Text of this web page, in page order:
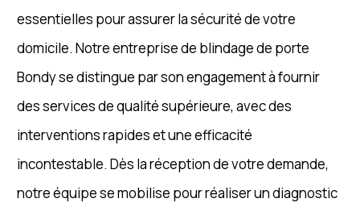
essentielles pour assurer la sécurité de votre
domicile. Notre entreprise de blindage de porte
Bondy se distingue par son engagement à fournir
des services de qualité supérieure, avec des
interventions rapides et une efficacité
incontestable. Dès la réception de votre demande,
notre équipe se mobilise pour réaliser un diagnostic